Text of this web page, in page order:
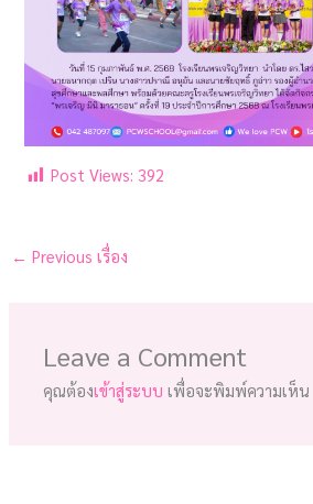
Post Views: 392
← Previous เรื่อง
Leave a Comment
คุณต้องเข้าสู่ระบบ เพื่อจะพิมพ์ความเห็น